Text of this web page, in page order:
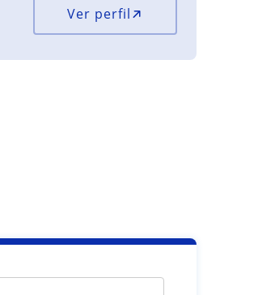
Ver perfil